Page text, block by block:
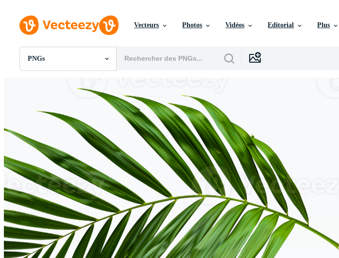
Vecteurs Photos Vidéos Editorial Plus
PNGs
Toutes Images
SVGs
Modèles
Vidéos
Motion graphics
Images Éditoriales
Événements Éditoriaux